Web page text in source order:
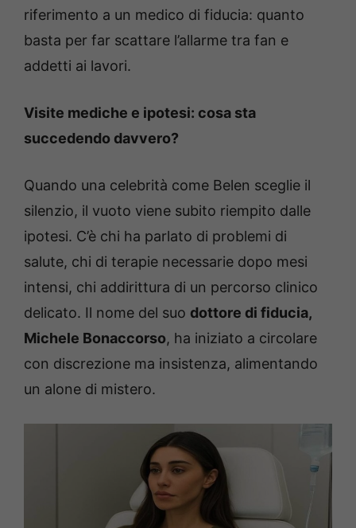
riferimento a un medico di fiducia: quanto
basta per far scattare l’allarme tra fan e
addetti ai lavori.
Visite mediche e ipotesi: cosa sta
succedendo davvero?
Quando una celebrità come Belen sceglie il
silenzio, il vuoto viene subito riempito dalle
ipotesi. C’è chi ha parlato di problemi di
salute, chi di terapie necessarie dopo mesi
intensi, chi addirittura di un percorso clinico
delicato. Il nome del suo dottore di fiducia,
Michele Bonaccorso, ha iniziato a circolare
con discrezione ma insistenza, alimentando
un alone di mistero.